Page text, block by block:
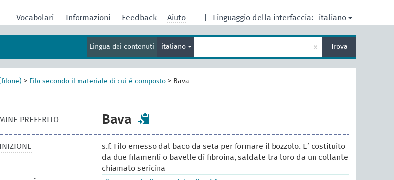
Linguaggio della interfaccia: italiano
Vocabolari Informazioni Feedback Aiuto
Lingua dei contenuti italiano
termine
per
× Trova
> Filo secondo il materiale di cui è composto > Bava
PREFERITO Bava
s.f. Filo emesso dal baco da seta per formare il bozzolo. E’ costituito
da due filamenti o bavelle di fibroina, saldate tra loro da un collante
chiamato sericina